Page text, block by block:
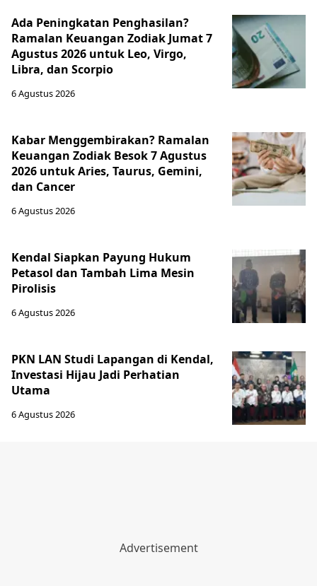
Ada Peningkatan Penghasilan?
Ramalan Keuangan Zodiak Jumat 7
Agustus 2026 untuk Leo, Virgo,
Libra, dan Scorpio
6 Agustus 2026
Kabar Menggembirakan? Ramalan
Keuangan Zodiak Besok 7 Agustus
2026 untuk Aries, Taurus, Gemini,
dan Cancer
6 Agustus 2026
Kendal Siapkan Payung Hukum
Petasol dan Tambah Lima Mesin
Pirolisis
6 Agustus 2026
PKN LAN Studi Lapangan di Kendal,
Investasi Hijau Jadi Perhatian
Utama
6 Agustus 2026